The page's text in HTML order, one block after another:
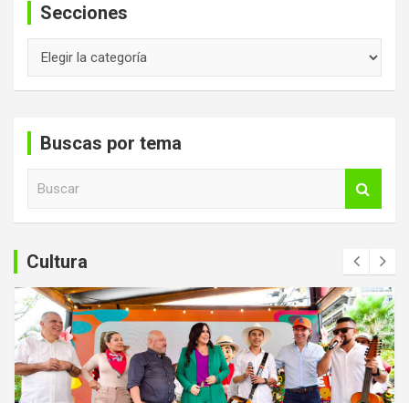
Secciones
Buscas por tema
a
r
Cultura